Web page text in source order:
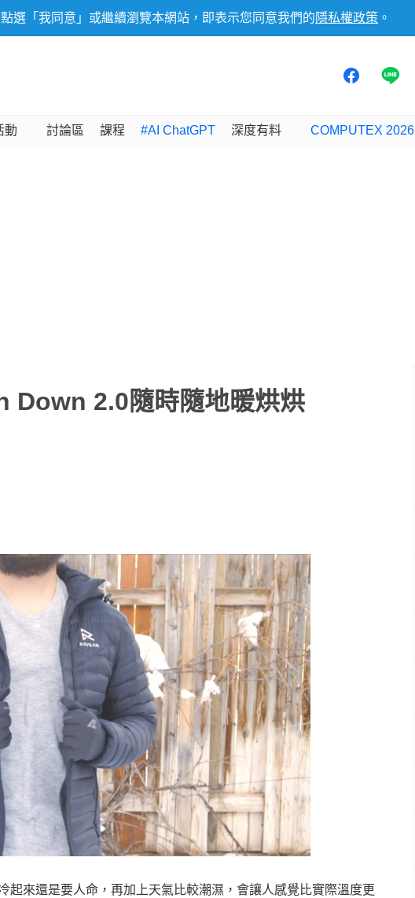
選「我同意」或繼續瀏覽本網站，即表示您同意我們的 隱私權政策 。
動 討論區 課程 #AI ChatGPT 深度有料 COMPUTEX 2026
Down 2.0隨時隨地暖烘烘
來還是要人命，再加上天氣比較潮濕，會讓人感覺比實際溫度更